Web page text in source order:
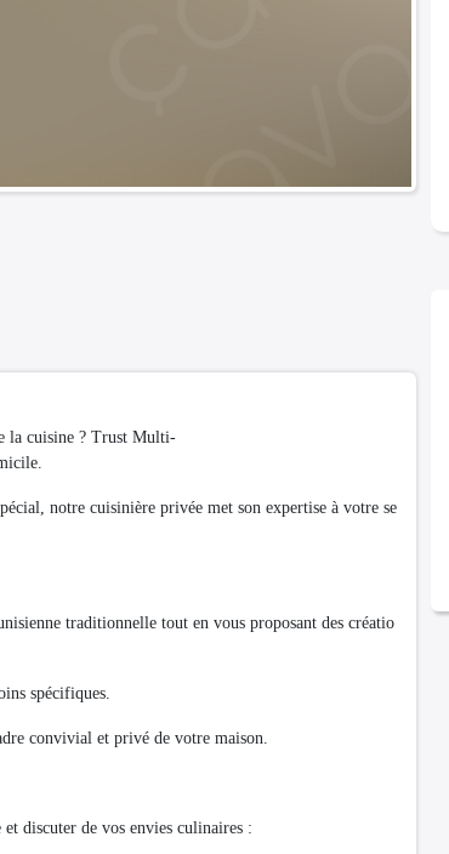
la cuisine ? Trust Multi-
notre cuisinière privée met son expertise à votre se
traditionnelle tout en vous proposant des créatio
spécifiques.
convivial et privé de votre maison.
discuter de vos envies culinaires :